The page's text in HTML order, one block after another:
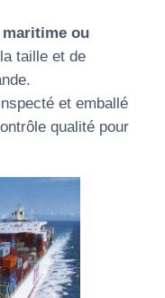
ou
taille et de
et emballé
qualité pour